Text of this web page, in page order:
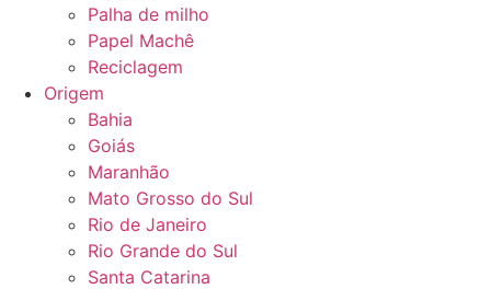
Palha de milho
Papel Machê
Reciclagem
Origem
Bahia
Goiás
Maranhão
Mato Grosso do Sul
Rio de Janeiro
Rio Grande do Sul
Santa Catarina